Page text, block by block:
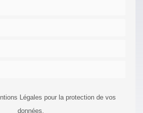
Légales pour la protection de vos
données.